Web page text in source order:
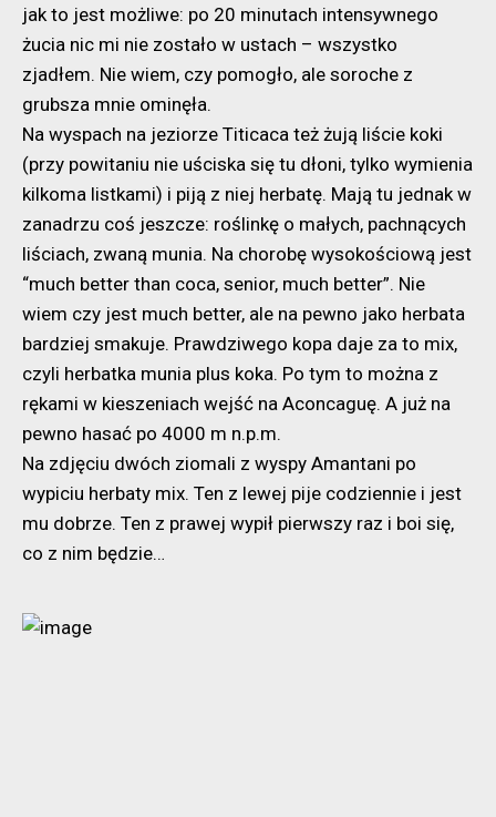
jak to jest możliwe: po 20 minutach intensywnego
żucia nic mi nie zostało w ustach – wszystko
zjadłem. Nie wiem, czy pomogło, ale soroche z
grubsza mnie ominęła.
Na wyspach na jeziorze Titicaca też żują liście koki
(przy powitaniu nie uściska się tu dłoni, tylko wymienia
kilkoma listkami) i piją z niej herbatę. Mają tu jednak w
zanadrzu coś jeszcze: roślinkę o małych, pachnących
liściach, zwaną munia. Na chorobę wysokościową jest
“much better than coca, senior, much better”. Nie
wiem czy jest much better, ale na pewno jako herbata
bardziej smakuje. Prawdziwego kopa daje za to mix,
czyli herbatka munia plus koka. Po tym to można z
rękami w kieszeniach wejść na Aconcaguę. A już na
pewno hasać po 4000 m n.p.m.
Na zdjęciu dwóch ziomali z wyspy Amantani po
wypiciu herbaty mix. Ten z lewej pije codziennie i jest
mu dobrze. Ten z prawej wypił pierwszy raz i boi się,
co z nim będzie…